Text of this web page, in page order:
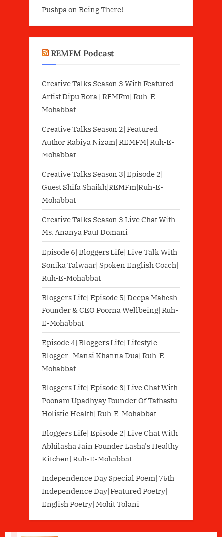
Pushpa on Being There!
REMFM Podcast
Creative Talks Season 3 With Featured
Artist Dipu Bora | REMFm| Ruh-E-
Mohabbat
Creative Talks Season 2| Featured
Author Rabiya Nizam| REMFM| Ruh-E-
Mohabbat
Creative Talks Season 3| Episode 2|
Guest Shifa Shaikh|REMFm|Ruh-E-
Mohabbat
Creative Talks Season 3 Live Chat With
Ms. Ananya Paul Domani
Episode 6| Bloggers Life| Live Talk With
Sonika Talwaar| Spoken English Coach|
Ruh-E-Mohabbat
Bloggers Life| Episode 5| Deepa Mahesh
Founder & CEO Poorna Wellbeing| Ruh-
E-Mohabbat
Episode 4| Bloggers Life| Lifestyle
Blogger- Mansi Khanna Dua| Ruh-E-
Mohabbat
Bloggers Life| Episode 3| Live Chat With
Poonam Upadhyay Founder Of Tathastu
Holistic Health| Ruh-E-Mohabbat
Bloggers Life| Episode 2| Live Chat With
Abhilasha Jain Founder Lasha's Healthy
Kitchen| Ruh-E-Mohabbat
Independence Day Special Poem| 75th
Independence Day| Featured Poetry|
English Poetry| Mohit Tolani